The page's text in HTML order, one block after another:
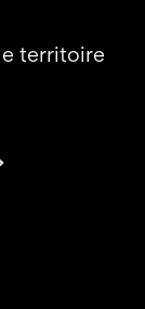
territoire